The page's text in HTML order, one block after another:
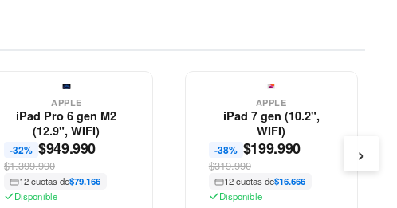
APPLE
iPad Pro 6 gen M2
(12.9", WIFI)
-32% $949.990
$1.399.990
12 cuotas de$79.166
Disponible
APPLE
iPad 7 gen (10.2",
WIFI)
-38% $199.990
$319.990
12 cuotas de$16.666
Disponible
›